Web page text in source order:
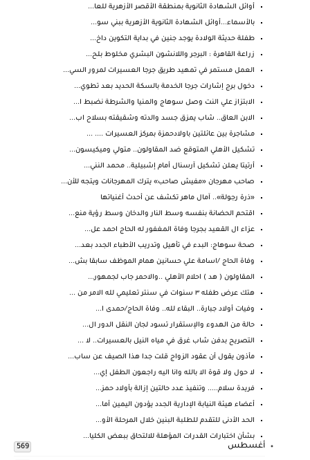
أوائل الشهادة الثانوية بمنطقة الأقصر الأزهرية للعا...
بالأسماء...أوائل الشهادة الثانوية الأزهرية ببني سو...
طفلة حديثة الولادة يوجد جنين في بداية التكوين داخ...
زراعة القاهرة : البرجر واللانشون البشري مخلوط بلح...
العمل مستمر في تمهيد طريق جرجا العسيرات لمرور السي...
دخول برج إشارات جرجا الخدمة بالسكة الحديد بعد تطوي...
الابتزاز علي النت وصل سوهاج والمنيا والشرطة نضبط ا...
الابن العاق.. شاب يمزق جسد والدته وشقيقته بسلاح اب...
مشاجرة بين عائلتين باولادحمزة بمركز العسيرات .... ...
تشكيل الأهلي المتوقع ضد المقاولون.. متولي وميكيسون...
أرتيتا يعلن تشكيل آرسنال أمام إشبيلية.. محمد النني...
صاحب مهرجان «مفيش صاحب» يترك المهرجانات ويتجه للأن...
«ذرة رجولة».. آمال ماهر تكشف عن أحدث أغنياتها
اقتحم الحضانة بنفسه وسط النار والدخان وسط رؤية منع...
عزاء ال القعيد بجرجا وفاة المغفور له الحاج احمد عل...
صحة سوهاج: البدء في تأهيل وتدريب الأطباء الجدد بعد...
وفاة الحاج /اسامة علي حسانين همام الموظف سابقا بش...
المقاولون ( هد ) احلام الأهلي ..والاحمر جاب لجمهور...
هتك عرض طفله ٣ سنوات في سنتر تعليمي لله الامر من ...
وفيات أولاد جبارة.. البقاء لله.. وفاة الحاج/حمدى ا...
حالة من الهدوء والإستقرار تسود لجان النقل الدور ال...
التصريح بدفن شاب غرق في مياه النيل بالعسيرات.. لا ...
مأذون يقول أن عقود الزواج قلت جدا هذا الصيف عن ساب...
لا حول ولا قوة الا بالله وانا اليه راجعون الطفل إي...
فريدة سلام..... وتنفيذ عدد حالتين إزالة بأولاد حمز...
أعضاء هيئة النيابة الإدارية الجدد يؤدون اليمين أما...
الحد الأدنى للتقدم للطلبة البنين خلال المرحلة الأو...
بشأن اختبارات القدرات المؤهلة للالتحاق ببعض الكليا...
أغسطس 569